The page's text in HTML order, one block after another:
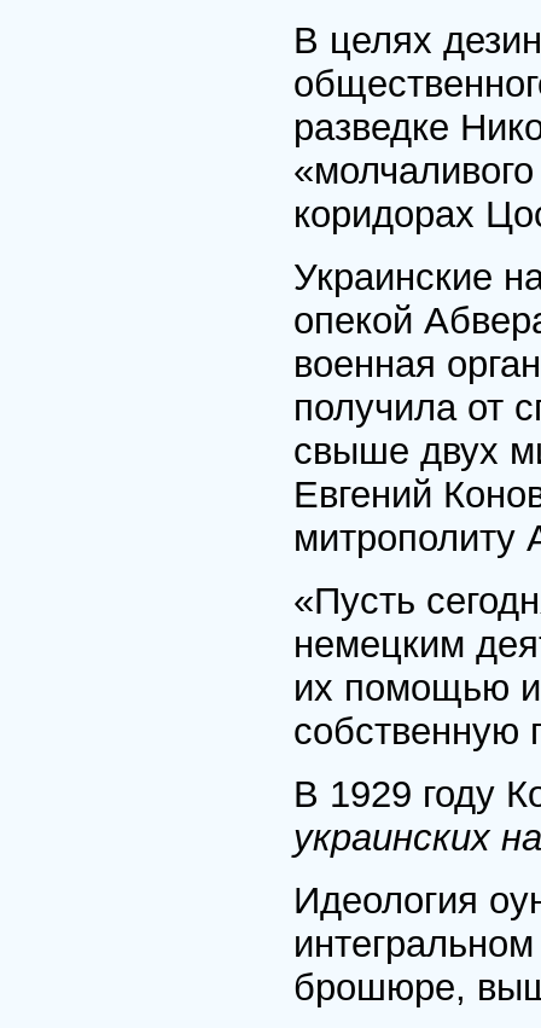
В целях
разведке
коридорах
Украинские
опекой
военная
получила от
свыше двух
Евгений
«Пусть
немецким
их помощью
собственную
В 1929 году
украинских
Идеология
брошюре,